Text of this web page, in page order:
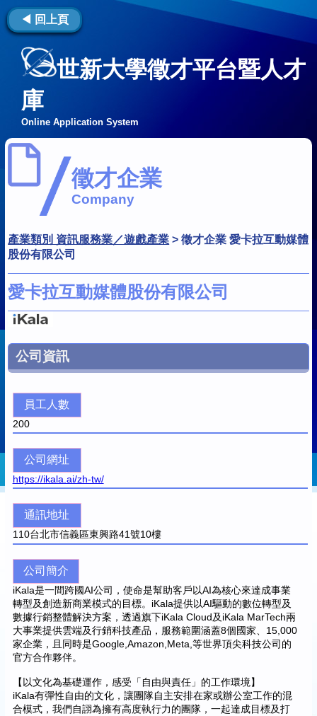
◀ 回上頁
世新大學徵才平台暨人才
庫
Online Application System
徵才企業
Company
產業類別 資訊服務業／遊戲產業 >徵才企業 愛卡拉互動媒體
股份有限公司
愛卡拉互動媒體股份有限公司
公司資訊
員工人數
200
公司網址
https://ikala.ai/zh-tw/
通訊地址
110台北市信義區東興路41號10樓
公司簡介
iKala是一間跨國AI公司，使命是幫助客戶以AI為核心來達成事業
轉型及創造新商業模式的目標。iKala提供以AI驅動的數位轉型及
數據行銷整體解決方案，透過旗下iKala Cloud及iKala MarTech兩
大事業提供雲端及行銷科技產品，服務範圍涵蓋8個國家、15,000
家企業，且同時是Google,Amazon,Meta,等世界頂尖科技公司的
官方合作夥伴。
【以文化為基礎運作，感受「自由與責任」的工作環境】
iKala有彈性自由的文化，讓團隊自主安排在家或辦公室工作的混
合模式，我們自詡為擁有高度執行力的團隊，一起達成目標及打